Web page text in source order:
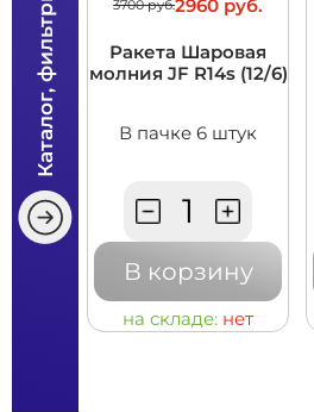
Каталог, фильтры 3700 руб.2960 руб.
Ракета Шаровая
молния JF R14s (12/6)
В пачке 6 штук
В корзину
на складе: нет